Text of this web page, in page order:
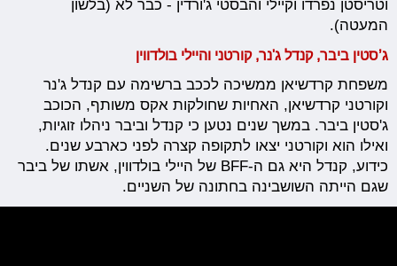
וטריסטן נפרדו וקיילי והבסטי ג'ורדין - כבר לא (בלשון
המעטה).
ג’סטין ביבר, קנדל ג'נר, קורטני והיילי בולדווין
משפחת קרדשיאן ממשיכה לככב ברשימה עם קנדל ג'נר
וקורטני קרדשיאן, האחיות שחולקות אקס משותף, הכוכב
ג'סטין ביבר. במשך שנים נטען כי קנדל וביבר ניהלו זוגיות,
ואילו הוא וקורטני יצאו לתקופה קצרה לפני כארבע שנים.
כידוע, קנדל היא גם ה-BFF של היילי בולדווין, אשתו של ביבר
שגם הייתה השושבינה בחתונה של השניים.